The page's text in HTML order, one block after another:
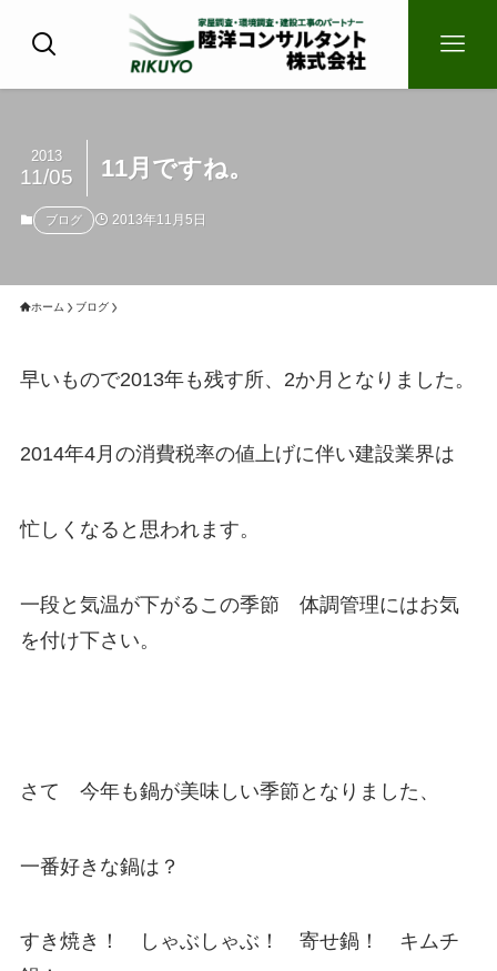
11月ですね。
2013
11/05
ブログ 2013年11月5日
ホーム ブログ
早いもので2013年も残す所、2か月となりました。
2014年4月の消費税率の値上げに伴い建設業界は
忙しくなると思われます。
一段と気温が下がるこの季節 体調管理にはお気
を付け下さい。
さて 今年も鍋が美味しい季節となりました、
一番好きな鍋は？
すき焼き！ しゃぶしゃぶ！ 寄せ鍋！ キムチ